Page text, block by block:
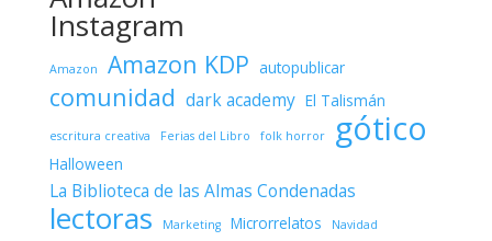
Instagram
Amazon Amazon KDP autopublicar
comunidad dark academy El Talismán
escritura creativa Ferias del Libro folk horror gótico
Halloween
La Biblioteca de las Almas Condenadas
lectoras Marketing Microrrelatos Navidad